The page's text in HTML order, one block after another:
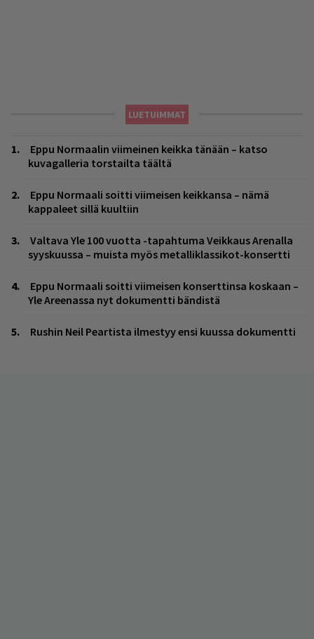
LUETUIMMAT
Eppu Normaalin viimeinen keikka tänään – katso
kuvagalleria torstailta täältä
Eppu Normaali soitti viimeisen keikkansa – nämä
kappaleet sillä kuultiin
Valtava Yle 100 vuotta -tapahtuma Veikkaus Arenalla
syyskuussa – muista myös metalliklassikot-konsertti
Eppu Normaali soitti viimeisen konserttinsa koskaan –
Yle Areenassa nyt dokumentti bändistä
Rushin Neil Peartista ilmestyy ensi kuussa dokumentti